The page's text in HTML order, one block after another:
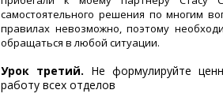
самостоятельного решения по многим
правилах невозможно, поэтому
обращаться в любой ситуации.
Урок третий. Не формулируйте
работу всех отделов